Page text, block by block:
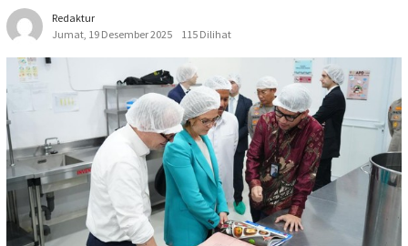
Redaktur
Jumat, 19 Desember 2025
115 Dilihat